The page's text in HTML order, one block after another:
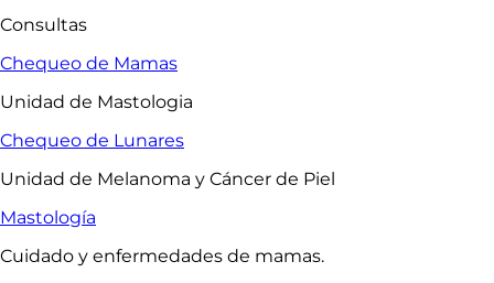
Consultas
Chequeo de Mamas
Unidad de Mastologia
Chequeo de Lunares
Unidad de Melanoma y Cáncer de Piel
Mastología
Cuidado y enfermedades de mamas.